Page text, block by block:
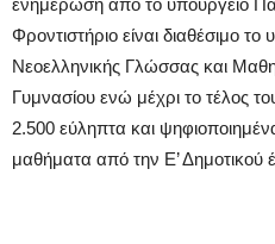
Φροντιστήριο είναι διαθέσιμο
Νεοελληνικής Γλώσσας και
Γυμνασίου ενώ μέχρι το τέλος
2.500 εύληπτα και
μαθήματα από την Ε’ Δημοτικού